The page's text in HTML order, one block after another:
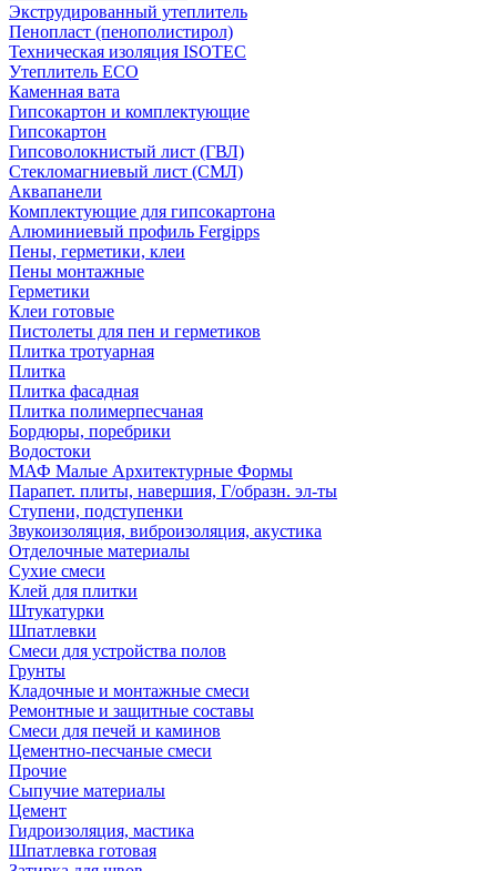
Экструдированный утеплитель
Пенопласт (пенополистирол)
Техническая изоляция ISOTEC
Утеплитель ECO
Каменная вата
Гипсокартон и комплектующие
Гипсокартон
Гипсоволокнистый лист (ГВЛ)
Стекломагниевый лист (СМЛ)
Аквапанели
Комплектующие для гипсокартона
Алюминиевый профиль Fergipps
Пены, герметики, клеи
Пены монтажные
Герметики
Клеи готовые
Пистолеты для пен и герметиков
Плитка тротуарная
Плитка
Плитка фасадная
Плитка полимерпесчаная
Бордюры, поребрики
Водостоки
МАФ Малые Архитектурные Формы
Парапет. плиты, навершия, Г/образн. эл-ты
Ступени, подступенки
Звукоизоляция, виброизоляция, акустика
Отделочные материалы
Сухие смеси
Клей для плитки
Штукатурки
Шпатлевки
Смеси для устройства полов
Грунты
Кладочные и монтажные смеси
Ремонтные и защитные составы
Смеси для печей и каминов
Цементно-песчаные смеси
Прочие
Сыпучие материалы
Цемент
Гидроизоляция, мастика
Шпатлевка готовая